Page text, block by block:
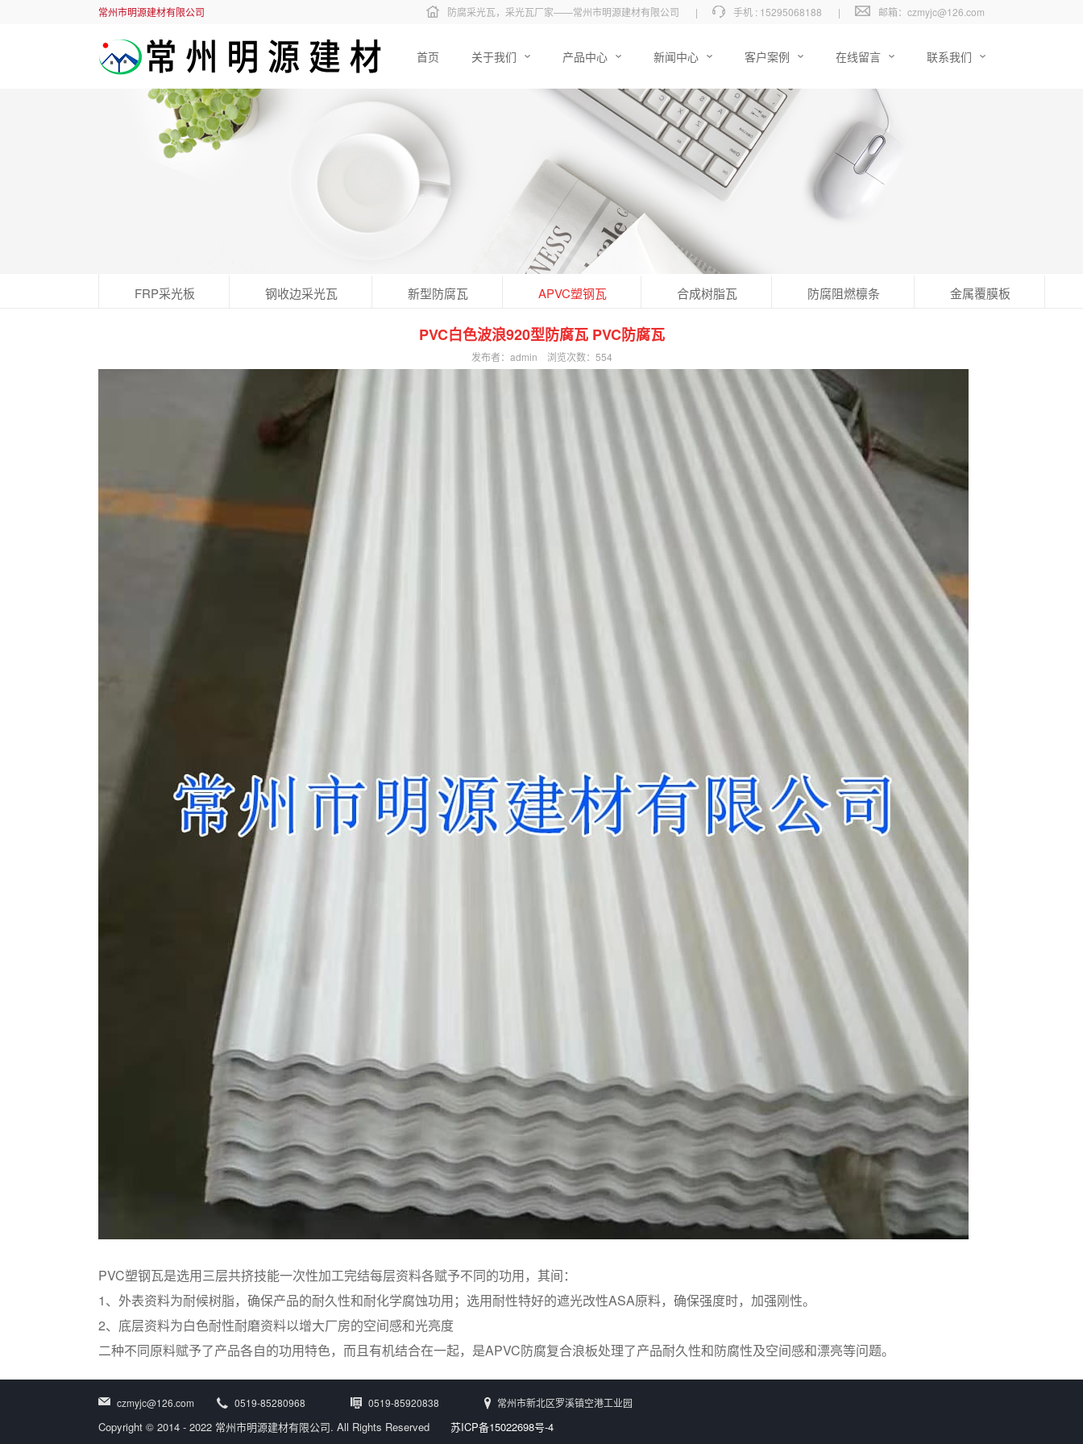
常州市明源建材有限公司 防腐采光瓦，采光瓦厂家——常州市明源建材有限公司 | 手机 : 15295068188 | 邮箱：czmyjc@126.com
首页 关于我们 产品中心 新闻中心 客户案例 在线留言 联系我们
FRP采光板 钢收边采光瓦 新型防腐瓦 APVC塑钢瓦 合成树脂瓦 防腐阻燃檩条 金属覆膜板
PVC白色波浪920型防腐瓦 PVC防腐瓦
发布者：admin 浏览次数： 554
PVC塑钢瓦是选用三层共挤技能一次性加工完结每层资料各赋予不同的功用，其间：
1、外表资料为耐候树脂，确保产品的耐久性和耐化学腐蚀功用；选用耐性特好的遮光改性ASA原料，确保强度时，加强刚性。
2、底层资料为白色耐性耐磨资料以增大厂房的空间感和光亮度
二种不同原料赋予了产品各自的功用特色，而且有机结合在一起，是APVC防腐复合浪板处理了产品耐久性和防腐性及空间感和漂亮等问题。
czmyjc@126.com 0519-85280968 0519-85920838 常州市新北区罗溪镇空港工业园
Copyright © 2014 - 2022 常州市明源建材有限公司. All Rights Reserved 苏ICP备15022698号-4